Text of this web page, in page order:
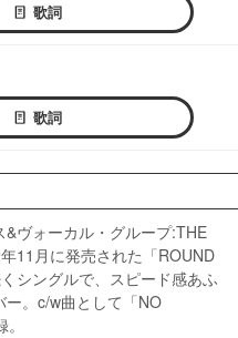
歌詞
歌詞
ヴォーカル・グループ:THE
11月に発売された「ROUND
シングルで、スピード感あふ
。c/w曲として「NO